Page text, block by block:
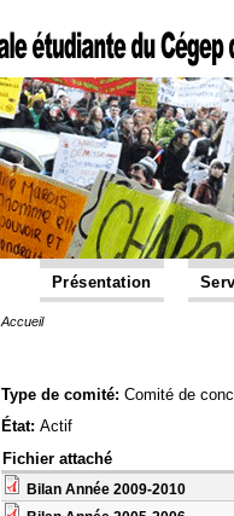
Présentation
Accueil
Type de comité: Comité de
État: Actif
Fichier attaché
Bilan Année 2009-2010